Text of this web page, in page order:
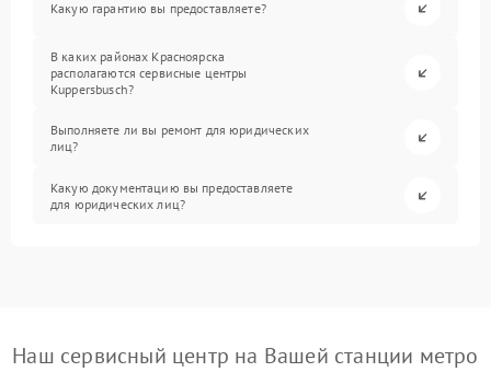
Какую гарантию вы предоставляете?
В каких районах Красноярска
располагаются сервисные центры
Kuppersbusch?
Выполняете ли вы ремонт для юридических
лиц?
Какую документацию вы предоставляете
для юридических лиц?
Наш сервисный центр на Вашей станции метро